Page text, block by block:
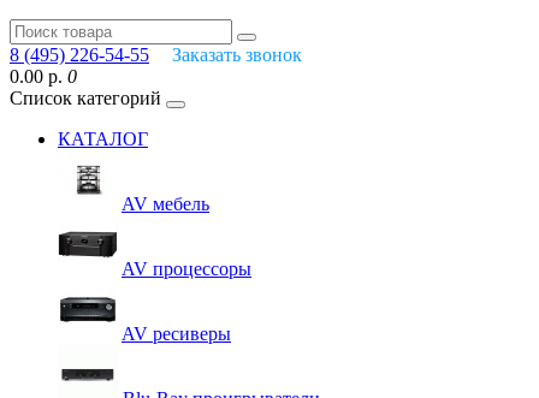
8 (495) 226-54-55
Заказать звонок
0.00 р. 0
Список категорий
КАТАЛОГ
AV мебель
AV процессоры
AV ресиверы